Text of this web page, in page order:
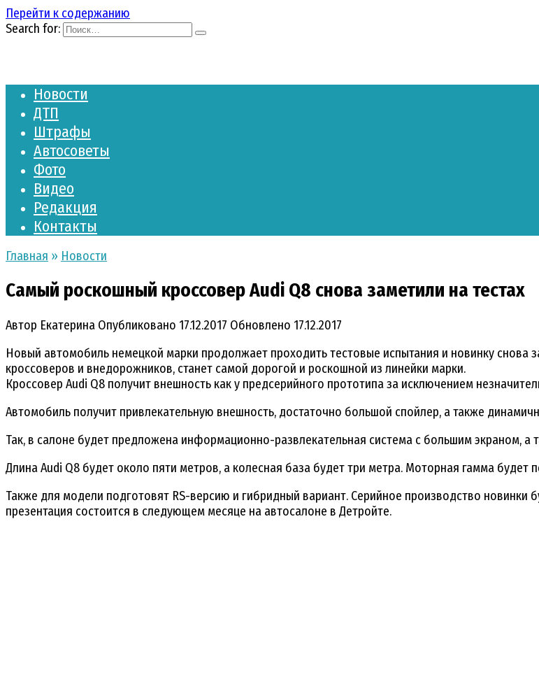
Перейти к содержанию
Search for:
Новости
ДТП
Штрафы
Автосоветы
Фото
Видео
Редакция
Контакты
Главная » Новости
Самый роскошный кроссовер Audi Q8 снова заметили на тестах
Автор Екатерина Опубликовано 17.12.2017 Обновлено 17.12.2017
Новый автомобиль немецкой марки продолжает проходить тестовые испытания и новинку
кроссоверов и внедорожников, станет самой дорогой и роскошной из линейки марки.
Кроссовер Audi Q8 получит внешность как у предсерийного прототипа за исключением
Автомобиль получит привлекательную внешность, достаточно большой спойлер, а также
Так, в салоне будет предложена информационно-развлекательная система с большим экраном,
Длина Audi Q8 будет около пяти метров, а колесная база будет три метра. Моторная гамма будет
Также для модели подготовят RS-версию и гибридный вариант. Серийное производство новинки
презентация состоится в следующем месяце на автосалоне в Детройте.